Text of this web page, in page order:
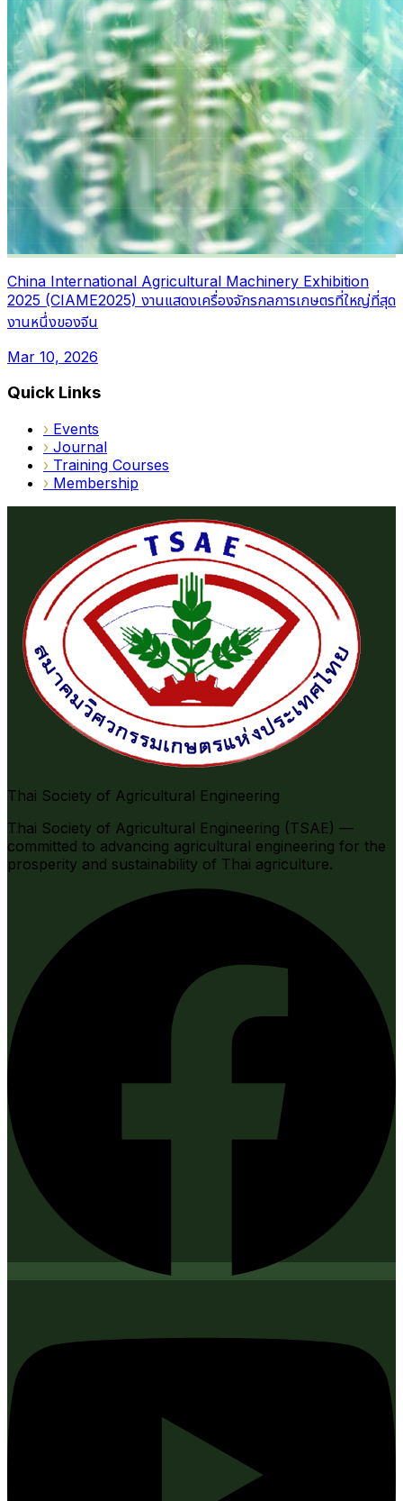
China International Agricultural Machinery Exhibition
2025 (CIAME2025) งานแสดงเครื่องจักรกลการเกษตรที่ใหญ่ที่สุด
งานหนึ่งของจีน
Mar 10, 2026
Quick Links
› Events
› Journal
› Training Courses
› Membership
Thai Society of Agricultural Engineering
Thai Society of Agricultural Engineering (TSAE) —
committed to advancing agricultural engineering for the
prosperity and sustainability of Thai agriculture.